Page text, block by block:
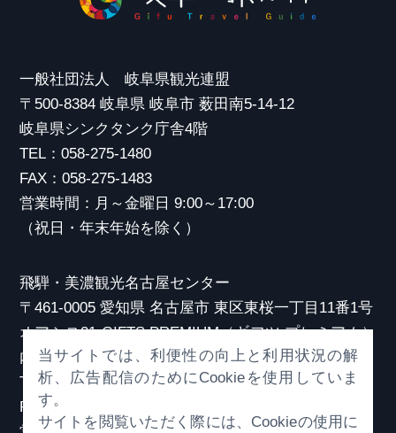
一般社団法人 岐阜県観光連盟
〒500-8384 岐阜県 岐阜市 薮田南5-14-12
岐阜県シンクタンク庁舎4階
TEL：058-275-1480
FAX：058-275-1483
営業時間：月～金曜日 9:00～17:00
（祝日・年末年始を除く）
飛騨・美濃観光名古屋センター
〒461-0005 愛知県 名古屋市 東区東桜一丁目11番1号
オアシス21 GIFTS PREMIUM（ギフツ プレミアム）
内
TEL：052-253-6185
FAX：052-253-6186
当サイトでは、利便性の向上と利用状況の解
析、広告配信のためにCookieを使用していま
す。
サイトを閲覧いただく際には、Cookieの使用に